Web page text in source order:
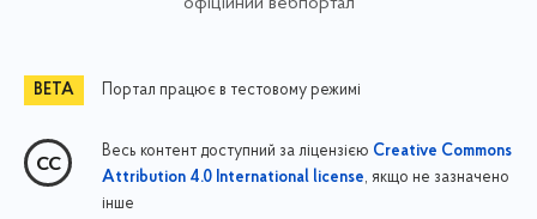
Портал працює в тестовому режимі
Весь контент доступний за ліцензією Creative Commons
Attribution 4.0 International license, якщо не зазначено
інше